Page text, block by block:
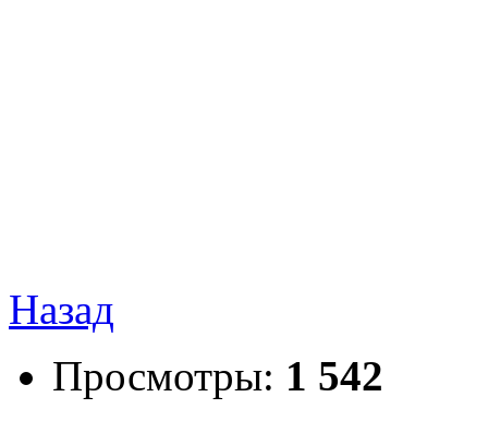
Назад
Просмотры: 1 542